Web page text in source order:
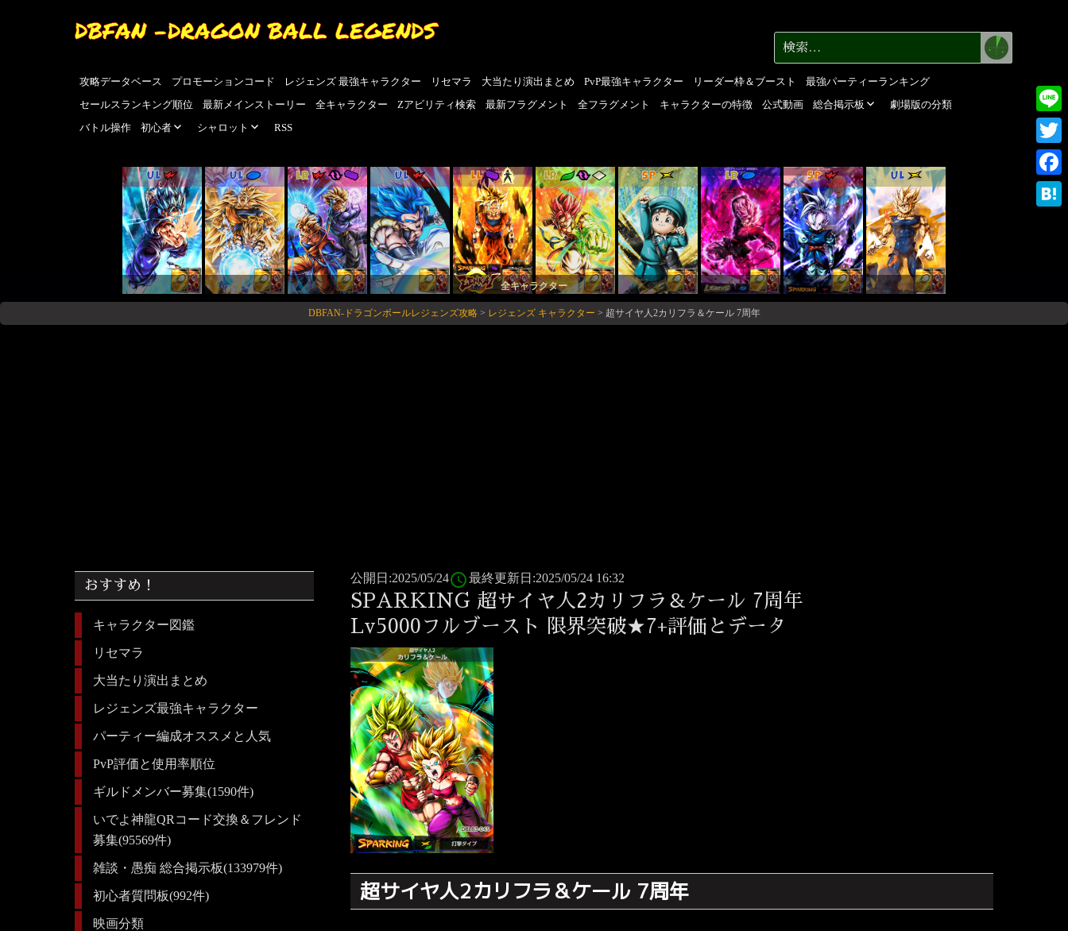
DBFAN -DRAGON BALL LEGENDS
攻略データベース プロモーションコード レジェンズ 最強キャラクター リセマラ 大当たり演出まとめ PvP最強キャラクター リーダー枠＆ブースト
最強パーティーランキング
セールスランキング順位
最新メインストーリー 全キャラクター Zアビリティ検索 最新フラグメント 全フラグメント キャラクターの特徴 公式動画 総合掲示板
劇場版の分類
バトル操作
初心者 シャロット RSS
UL UL LR UL LL LR SP LR SP UL
全キャラクター
DBFAN-ドラゴンボールレジェンズ攻略> レジェンズ キャラクター > 超サイヤ人2カリフラ＆ケール 7周年
公開日:2025/05/24access_time 最終更新日:2025/05/24 16:32
SPARKING 超サイヤ人2カリフラ＆ケール 7周年
Lv5000フルブースト 限界突破★7+評価とデータ
超サイヤ人2カリフラ＆ケール 7周年
おすすめ！
キャラクター図鑑
リセマラ
大当たり演出まとめ
レジェンズ最強キャラクター
パーティー編成オススメと人気
PvP評価と使用率順位
ギルドメンバー募集(1590件)
いでよ神龍QRコード交換＆フレンド
募集(95569件)
雑談・愚痴 総合掲示板(133979件)
初心者質問板(992件)
映画分類
Line
検
索:
検
索